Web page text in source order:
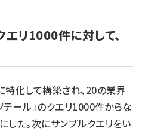
リ1000件に対して、
特化して構築され、20の業界
テール」のクエリ1000件からな
した。次にサンプルクエリをい